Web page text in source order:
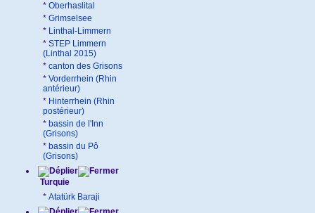
* Oberhaslital
* Grimselsee
* Linthal-Limmern
* STEP Limmern
(Linthal 2015)
* canton des Grisons
* Vorderrhein (Rhin
antérieur)
* Hinterrhein (Rhin
postérieur)
* bassin de l'Inn
(Grisons)
* bassin du Pô
(Grisons)
Turquie
* Atatürk Baraji